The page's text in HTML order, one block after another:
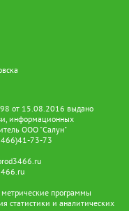
от 15.08.2016 выдано
информационных
ООО "Салун"
73-73
программы
статистики и аналитических